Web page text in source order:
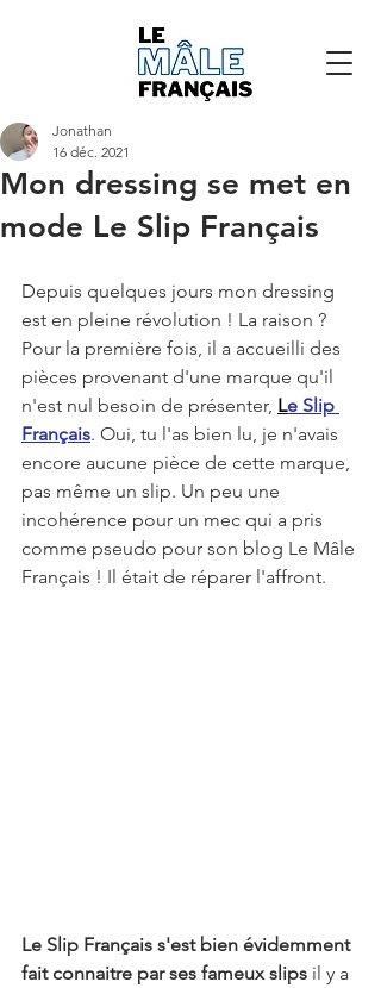
Mon dressing se met en
mode Le Slip Français
Jonathan
16 déc. 2021
Depuis quelques jours mon dressing
est en pleine révolution ! La raison ?
Pour la première fois, il a accueilli des
pièces provenant d'une marque qu'il
n'est nul besoin de présenter, Le Slip
Français. Oui, tu l'as bien lu, je n'avais
encore aucune pièce de cette marque,
pas même un slip. Un peu une
incohérence pour un mec qui a pris
comme pseudo pour son blog Le Mâle
Français ! Il était de réparer l'affront.
Le Slip Français s'est bien évidemment
fait connaitre par ses fameux slips il y a